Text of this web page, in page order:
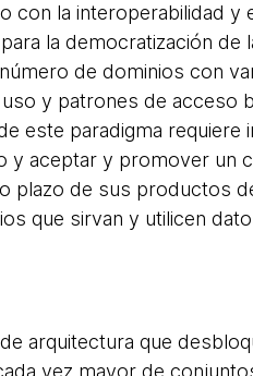
con la interoperabilidad y
la democratización de
de dominios con
y patrones de acceso
este paradigma
aceptar y promover un
plazo de sus productos
que sirvan y utilicen
arquitectura que
vez mayor de